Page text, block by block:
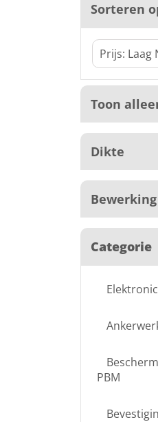
Sorteren
Toon
Dikte
Bewerking
Categorie
PBM